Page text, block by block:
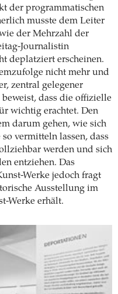
der programmatischen
musste dem Leiter
der Mehrzahl der
Journalistin
deplatziert erscheinen.
nicht mehr und
zentral gelegener
dass die offizielle
wichtig erachtet. Den
darum gehen, wie sich
vermitteln lassen, dass
werden und sich
entziehen. Das
Werke jedoch fragt
Ausstellung im
Werke erhält.